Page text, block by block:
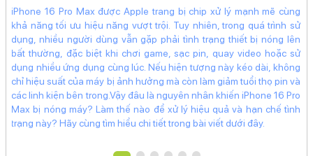
Super Retina XDR (1170 x 2532 Pixels)
Màn hình rộng:
6.1" - Tần số quét 60 Hz
Độ sáng tối đa:
1200 nits
Mặt kính cảm ứng:
Kính cường lực Ceramic Shield
iPhone 16 Pro Max được Apple trang bị chip xử lý mạnh mẽ cùng
khả năng tối ưu hiệu năng vượt trội. Tuy nhiên, trong quá trình sử
dụng, nhiều người dùng vẫn gặp phải tình trạng thiết bị nóng lên
bất thường, đặc biệt khi chơi game, sạc pin, quay video hoặc sử
dụng nhiều ứng dụng cùng lúc. Nếu hiện tượng này kéo dài, không
chỉ hiệu suất của máy bị ảnh hưởng mà còn làm giảm tuổi thọ pin và
các linh kiện bên trong.Vậy đâu là nguyên nhân khiến iPhone 16 Pro
Max bị nóng máy? Làm thế nào để xử lý hiệu quả và hạn chế tình
trạng này? Hãy cùng tìm hiểu chi tiết trong bài viết dưới đây.